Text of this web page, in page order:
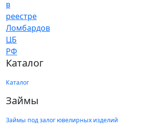
Каталог
Каталог
Займы
Займы под залог ювелирных изделий